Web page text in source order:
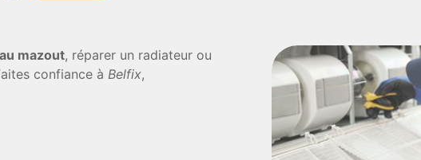
mazout, réparer un radiateur ou
confiance à Belfix,